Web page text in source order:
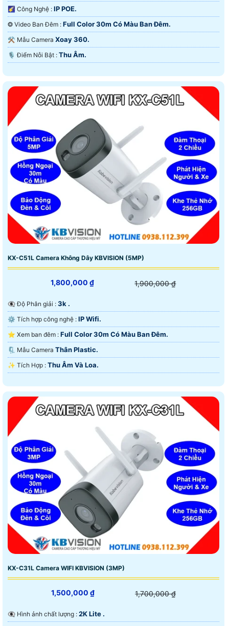
🌠 Công Nghệ : IP POE.
❂ Video Ban Đêm : Full Color 30m Có Màu Ban Ðêm.
⚒ Mẫu Camera Xoay 360.
️🎙 Điểm Nỗi Bật : Thu Âm.
KX-C51L Camera Không Dây KBVISION (5MP)
1,800,000 ₫ 1,900,000 ₫
👁️‍🗨 Độ Phân giải : 3k .
⚙ Tích hợp công nghệ : IP Wifi.
⭐ Xem ban đêm : Full Color 30m Có Màu Ban Ðêm.
🗜️ Mẫu Camera Thân Plastic.
️✨ Tích Hợp : Thu Âm Và Loa.
KX-C31L Camera WIFI KBVISION (3MP)
1,500,000 ₫ 1,700,000 ₫
👁️‍🗨 Hình ảnh chất lượng : 2K Lite .